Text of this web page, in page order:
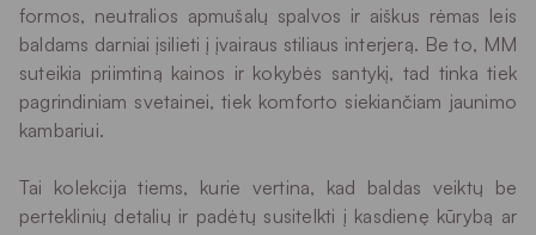
formos, neutralios apmušalų spalvos ir aiškus rėmas leis
baldams darniai įsilieti į įvairaus stiliaus interjerą. Be to, MM
suteikia priimtiną kainos ir kokybės santykį, tad tinka tiek
pagrindiniam svetainei, tiek komforto siekiančiam jaunimo
kambariui.
Tai kolekcija tiems, kurie vertina, kad baldas veiktų be
perteklinių detalių ir padėtų susitelkti į kasdienę kūrybą ar